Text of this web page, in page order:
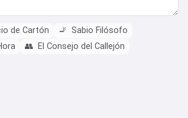
de Cartón 🚬 Sabio Filósofo
👥 El Consejo del Callejón